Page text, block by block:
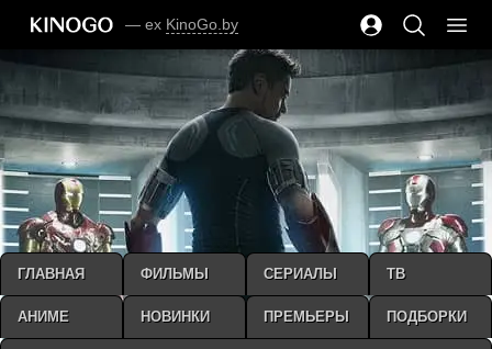
— ex KinoGo.by
ГЛАВНАЯ ФИЛЬМЫ СЕРИАЛЫ ТВ
АНИМЕ НОВИНКИ ПРЕМЬЕРЫ ПОДБОРКИ